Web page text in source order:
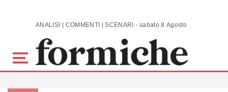
Skip to main content ANALISI | COMMENTI | SCENARI - sabato 8 Agosto 2026